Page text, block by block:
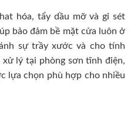
hóa, tẩy dầu mỡ và gỉ sét
bảo đảm bề mặt cửa luôn ở
sự trầy xước và cho tính
lý tại phòng sơn tĩnh điện,
lựa chọn phù hợp cho nhiều